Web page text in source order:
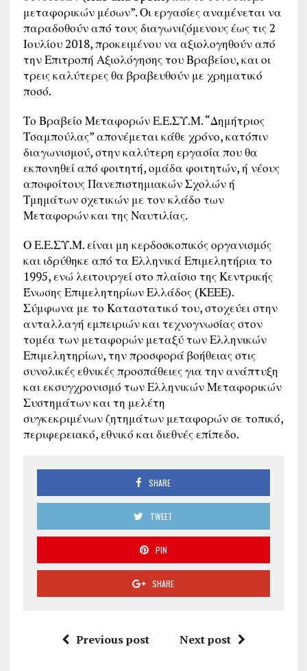
μεταφορικών μέσων”. Οι εργασίες αναμένεται να
παραδοθούν από τους διαγωνιζόμενους έως τις 2
Ιουλίου 2018, προκειμένου να αξιολογηθούν από
την Επιτροπή Αξιολόγησης του Βραβείου, και οι
τρεις καλύτερες θα βραβευθούν με χρηματικό
ποσό.
Το Βραβείο Μεταφορών Ε.Ε.ΣΥ.Μ. “Δημήτριος
Τσαμπούλας” απονέμεται κάθε χρόνο, κατόπιν
διαγωνισμού, στην καλύτερη εργασία που θα
εκπονηθεί από φοιτητή, ομάδα φοιτητών, ή νέους
αποφοίτους Πανεπιστημιακών Σχολών ή
Τμημάτων σχετικών με τον κλάδο των
Μεταφορών και της Ναυτιλίας.
Ο Ε.Ε.ΣΥ.Μ. είναι μη κερδοσκοπικός οργανισμός
και ιδρύθηκε από τα Ελληνικά Επιμελητήρια το
1995, ενώ λειτουργεί στο πλαίσιο της Κεντρικής
Ένωσης Επιμελητηρίων Ελλάδος (ΚΕΕΕ).
Σύμφωνα με το Καταστατικό του, στοχεύει στην
ανταλλαγή εμπειριών και τεχνογνωσίας στον
τομέα των μεταφορών μεταξύ των Ελληνικών
Επιμελητηρίων, την προσφορά βοήθειας στις
συνολικές εθνικές προσπάθειες για την ανάπτυξη
και εκσυγχρονισμό των Ελληνικών Μεταφορικών
Συστημάτων και τη μελέτη
συγκεκριμένων ζητημάτων μεταφορών σε τοπικό,
περιφερειακό, εθνικό και διεθνές επίπεδο.
SHARE
TWEET
PIN
SHARE
Previous post Next post